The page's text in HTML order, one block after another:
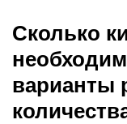
Сколько
варианты